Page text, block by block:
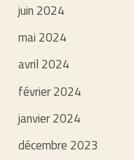
juin 2024
mai 2024
avril 2024
février 2024
janvier 2024
décembre 2023